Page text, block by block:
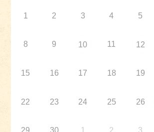
1 2 3 4 5
8 9 10 11 12
15 16 17 18 19
22 23 24 25 26